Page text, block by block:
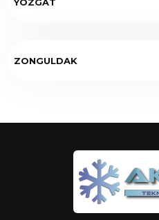
ZONGULDAK